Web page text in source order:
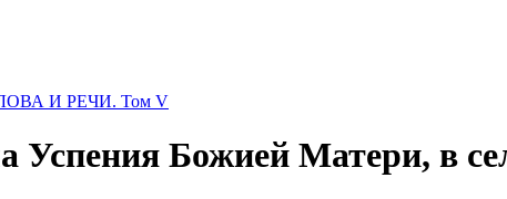
СЛОВА И РЕЧИ. Том V
Успения Божией Матери, в